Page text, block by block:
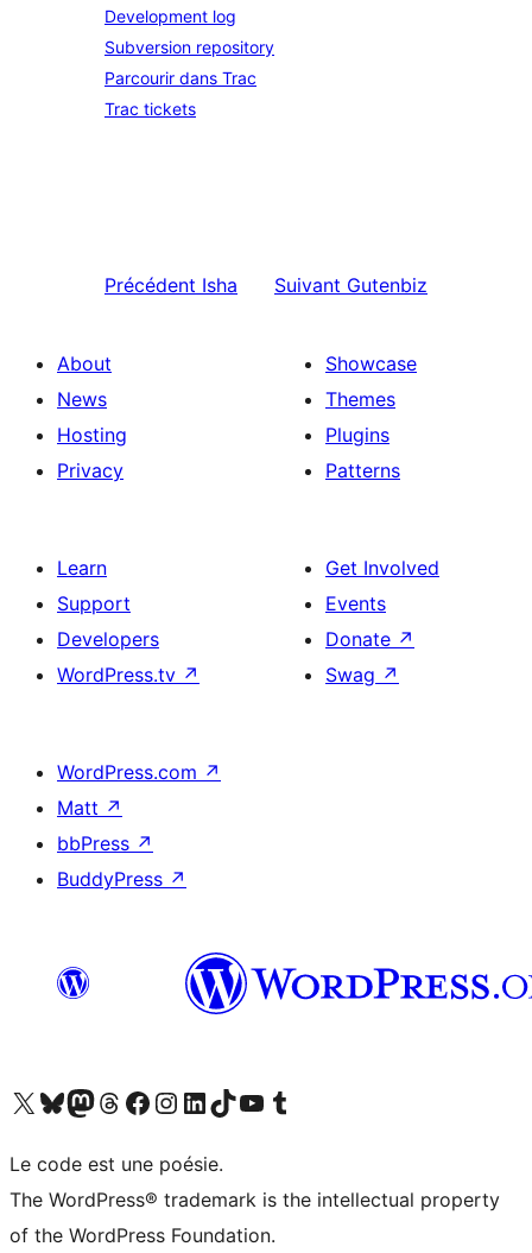
Development log
Subversion repository
Parcourir dans Trac
Trac tickets
Précédent Isha Suivant Gutenbiz
About
News
Hosting
Privacy
Showcase
Themes
Plugins
Patterns
Learn
Support
Developers
WordPress.tv ↗
Get Involved
Events
Donate ↗
Swag ↗
WordPress.com ↗
Matt ↗
bbPress ↗
BuddyPress ↗
Visit our X (formerly Twitter) account
Visitez notre compte Bluesky
Visit our Mastodon account
Visitez notre compte Threads
Visit our Facebook page
Visit our Instagram account
Visit our LinkedIn account
Visitez notre compte TikTok
Visit our YouTube channel
Visitez notre compte Tumblr
Le code est une poésie.
The WordPress® trademark is the intellectual property
of the WordPress Foundation.